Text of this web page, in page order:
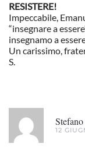
RESISTERE!
Impeccabile,
“insegnare a
insegnamo a
Un carissimo,
S.
12